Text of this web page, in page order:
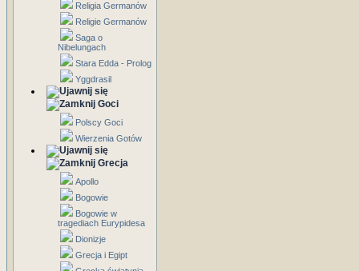
Religia Germanów
Religie Germanów
Saga o
Nibelungach
Stara Edda - Prolog
Yggdrasil
Goci
Polscy Goci
Wierzenia Gotów
Grecja
Apollo
Bogowie
Bogowie w
tragediach Eurypidesa
Dionizje
Grecja i Egipt